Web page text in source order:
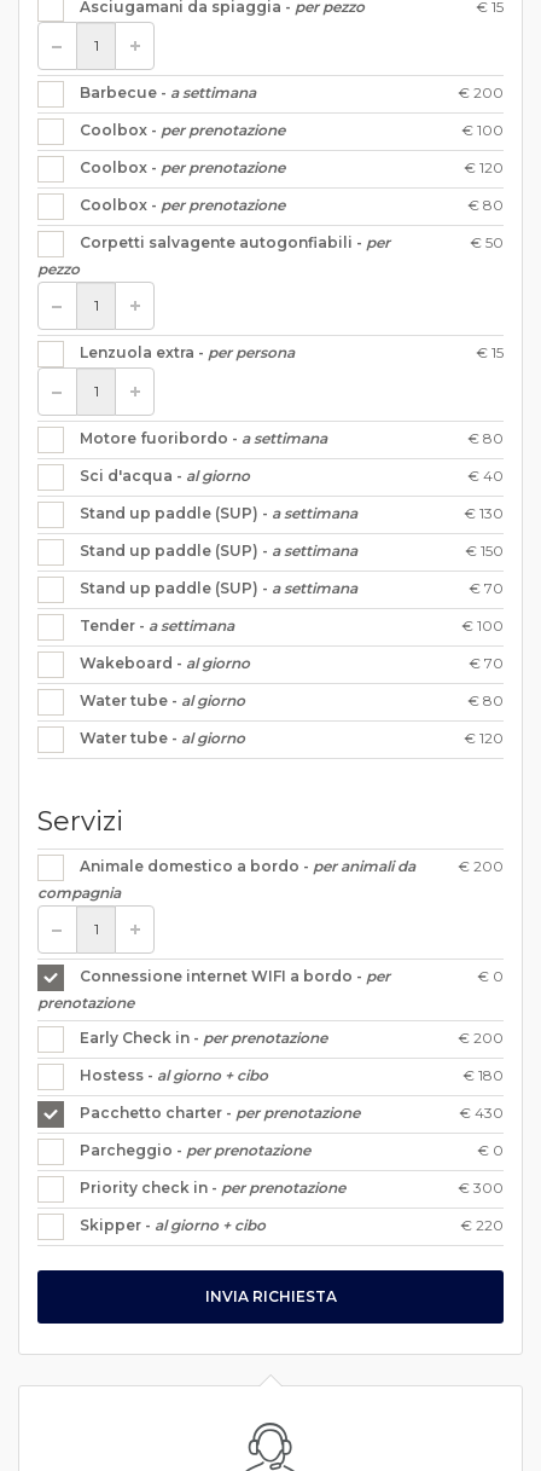
Asciugamani da spiaggia - per pezzo € 15
Barbecue - a settimana € 200
Coolbox - per prenotazione € 100
Coolbox - per prenotazione € 120
Coolbox - per prenotazione € 80
Corpetti salvagente autogonfiabili - per
pezzo
€ 50
Lenzuola extra - per persona € 15
Motore fuoribordo - a settimana € 80
Sci d'acqua - al giorno € 40
Stand up paddle (SUP) - a settimana € 130
Stand up paddle (SUP) - a settimana € 150
Stand up paddle (SUP) - a settimana € 70
Tender - a settimana € 100
Wakeboard - al giorno € 70
Water tube - al giorno € 80
Water tube - al giorno € 120
Servizi
Animale domestico a bordo - per animali da
compagnia
€ 200
Connessione internet WIFI a bordo - per
prenotazione
€ 0
Early Check in - per prenotazione € 200
Hostess - al giorno + cibo € 180
Pacchetto charter - per prenotazione € 430
Parcheggio - per prenotazione € 0
Priority check in - per prenotazione € 300
Skipper - al giorno + cibo € 220
INVIA RICHIESTA